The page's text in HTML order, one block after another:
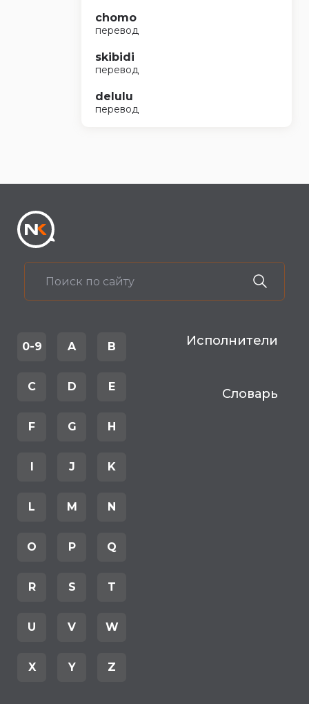
chomo
перевод
skibidi
перевод
delulu
перевод
0-9 A B
C D E
F G H
I J K
L M N
O P Q
R S T
U V W
X Y Z
Исполнители
Словарь